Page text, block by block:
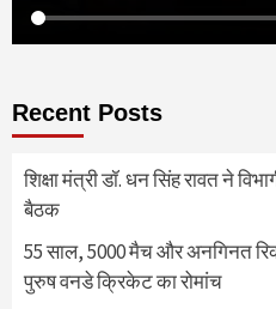
Recent Posts
शिक्षा मंत्री डॉ. धन सिंह रावत ने
बैठक
55 साल, 5000 मैच और अनगिनत
पुरुष वनडे क्रिकेट का रोमांच